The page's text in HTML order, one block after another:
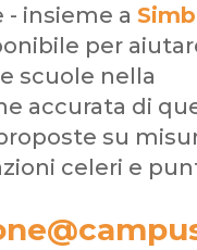
- insieme a
per
scuole nella
accurata di
su
celeri e